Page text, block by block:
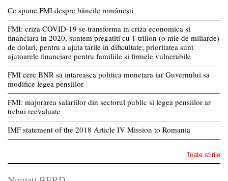
Ce spune FMI despre băncile românești
FMI: criza COVID-19 se transforma in criza economica si
financiara in 2020, suntem pregatiti cu 1 trilion (o mie de miliarde)
de dolari, pentru a ajuta tarile in dificultate; prioritatea sunt
ajutoarele financiare pentru familiile si firmele vulnerabile
FMI cere BNR sa intareasca politica monetara iar Guvernului sa
modifice legea pensiilor
FMI: majorarea salariilor din sectorul public si legea pensiilor ar
trebui reevaluate
IMF statement of the 2018 Article IV Mission to Romania
Toate stirile